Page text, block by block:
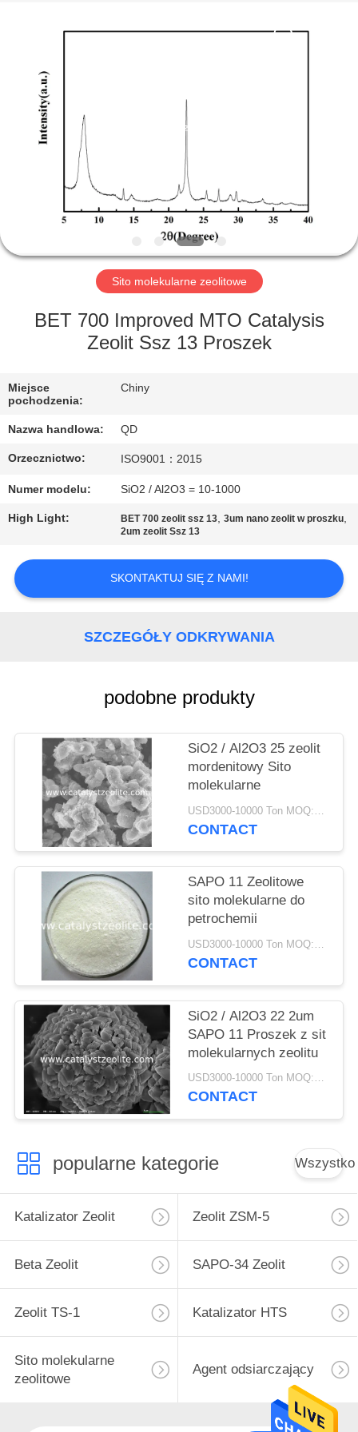
DOM
PRODUKTY
WYCIECZKA
FABRYCE
JAKOŚCI
SKONTAKTUJ
SIĘ
Z
NAMI
AKTUALNOŚCI
POLICY
Sito molekularne zeolitowe
BET 700 Improved MTO Catalysis
Zeolit ​​Ssz 13 Proszek
Miejsce
pochodzenia:
Chiny
Nazwa handlowa: QD
Orzecznictwo: ISO9001：2015
Numer modelu: SiO2 / Al2O3 = 10-1000
High Light: BET 700 zeolit ​​ssz 13,3um nano zeolit ​​w proszku,
2um zeolit ​​Ssz 13
SKONTAKTUJ SIĘ Z NAMI!
SZCZEGÓŁY ODKRYWANIA
podobne produkty
SiO2 / Al2O3 25 zeolit ​​
mordenitowy Sito
molekularne
USD3000-10000 Ton MOQ:1 KG
CONTACT
SAPO 11 Zeolitowe
sito molekularne do
petrochemii
USD3000-10000 Ton MOQ:1 KG
CONTACT
SiO2 / Al2O3 22 2um
SAPO 11 Proszek z sit
molekularnych zeolitu
USD3000-10000 Ton MOQ:1 KG
CONTACT
popularne kategorie Wszystko
Katalizator Zeolit Zeolit ​​ZSM-5
Beta Zeolit SAPO-34 Zeolit
Zeolit ​​TS-1 Katalizator HTS
Sito molekularne
zeolitowe
Agent odsiarczający